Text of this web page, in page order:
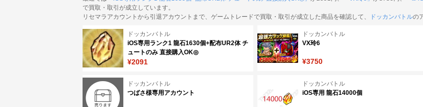
で買取・取引が成立しています。
リセマラアカウントから引退アカウントまで、ゲームトレードで買取・取引が成立した商品を確認して、
ドッカンバトルの
ドッカンバトル
iOS専用ランク1 龍石1630個+配布UR2体 チ
ュートのみ 直接購入OK◎
¥2091
ドッカンバトル
VX玲6
¥3750
ドッカンバトル
つばさ様専用アカウント
ドッカンバトル
iOS専用 龍石14000個